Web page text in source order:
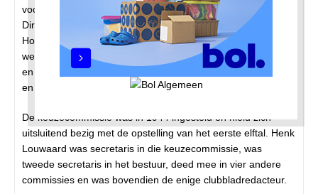
voorzitter Tinus Hartzuiker, Gerrit van der Winkel, Cees Bom,
Dirk Millenaar, Henk Louwaard, Klaas Bloemendaal, Jacques
Houwerzijl, Dries de Boorder en mr. Jan Visser. Bezet
werden ook de commissies voor de elftallen, de jeugd, pers
en propaganda, ontspanning, kas, terrein, honkbal, clubblad
en er was ook nog een keuzecommissie.
De keuzecommissie was in 1944 ingesteld en hield zich
uitsluitend bezig met de opstelling van het eerste elftal. Henk
Louwaard was secretaris in die keuzecommissie, was
tweede secretaris in het bestuur, deed mee in vier andere
commissies en was bovendien de enige clubbladredacteur.